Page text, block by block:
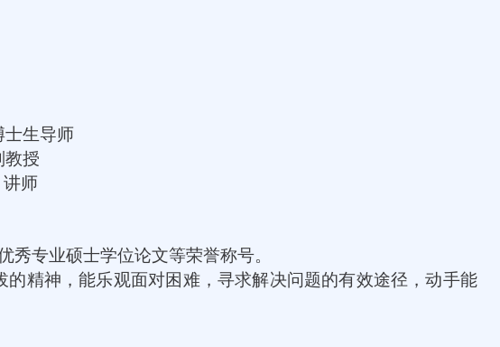
士生导师
教授
师
秀专业硕士学位论文等荣誉称号。
精神，能乐观面对困难，寻求解决问题的有效途径，动手能